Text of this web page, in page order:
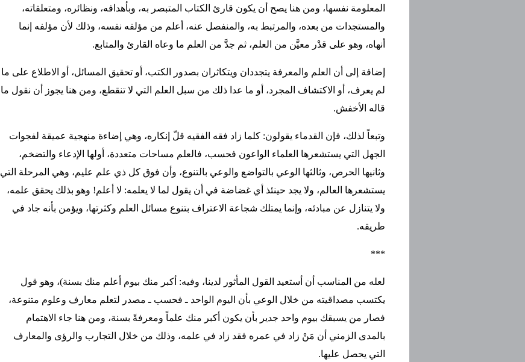
المعلومة نفسها، ومن هنا يصح أن يكون قارئ الكتاب المتبصر به، وبأهدافه، ونظائره، ومتعلقاته،
والمستجدات من بعده، والمرتبط به، والمنفصل عنه، أعلم من مؤلفه نفسه، وذلك لأن مؤلفه إنما
أنهاه، وهو على قدْر معيَّن من العلم، ثم جدَّ من العلم ما وعاه القارئ والمتابع.
إضافة إلى أن العلم والمعرفة يتجددان ويتكاثران بصدور الكتب، أو تحقيق المسائل، أو الاطلاع على ما
لم يعرف، أو الاكتشاف المجرد، أو ما عدا ذلك من سبل العلم التي لا تنقطع، ومن هنا يجوز أن نقول ما
قاله الأخفش.
وتبعاً لذلك، فإن القدماء يقولون: كلما زاد فقه الفقيه قلّ إنكاره، وهي إضاءة منهجية عميقة لفجوات
الجهل التي يستشعرها العلماء الواعون فحسب، فالعلم مساحات متعددة، أولها الإدعاء والتضخم،
وثانيها الحرص، وثالثها الوعي بالتواضع والوعي بالتنوع، وأن فوق كل ذي علم عليم، وهي المرحلة التي
يستشعرها العالم، ولا يجد حينئذ أي غضاضة في أن يقول لما لا يعلمه: لا أعلم! وهو بذلك يحقق علمه،
ولا يتنازل عن مبادئه، وإنما يمتلك شجاعة الاعتراف بتنوع مسائل العلم وكثرتها، ويؤمن بأنه جاد في
طريقه.
***
لعله من المناسب أن أستعيد القول المأثور لدينا، وفيه: أكبر منك بيوم أعلم منك بسنة)، وهو قول
يكتسب مصداقيته من خلال الوعي بأن اليوم الواحد ـ فحسب ـ مصدر لتعلم معارف وعلوم متنوعة،
فصار من يسبقك بيوم واحد جدير بأن يكون أكبر منك علماً ومعرفةً بسنة، ومن هنا جاء الاهتمام
بالمدى الزمني أن مَنْ زاد في عمره فقد زاد في علمه، وذلك من خلال التجارب والرؤى والمعارف
التي يحصل عليها.